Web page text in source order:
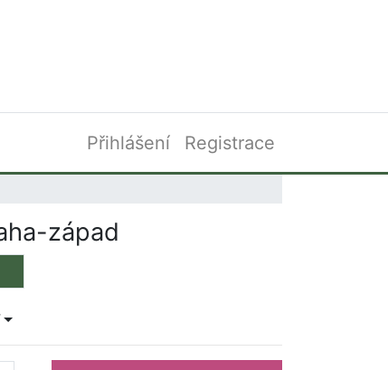
Přihlášení Registrace
západ